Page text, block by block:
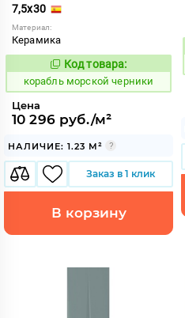
7,5x30
Материал:
Керамика
773244
Код товара:
корабль морской черники
Цена
10 296 руб./м²
НАЛИЧИЕ: 1.23 М²
Заказ в 1 клик
В корзину